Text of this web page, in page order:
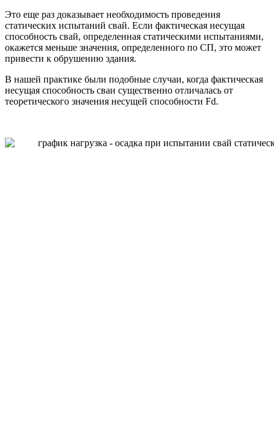
Это еще раз доказывает необходимость проведения
статических испытаний свай. Если фактическая несущая
способность свай, определенная статическими испытаниями,
окажется меньше значения, определенного по СП, это может
привести к обрушению здания.
В нашей практике были подобные случаи, когда фактическая
несущая способность сваи существенно отличалась от
теоретического значения несущей способности Fd.